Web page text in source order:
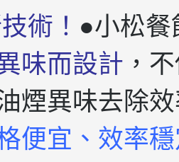
術！ ●小松餐
味而設計 ，
煙異味去除
便宜、效率